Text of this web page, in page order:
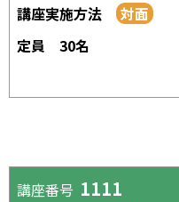
講座実施方法
定員
30名
講座番号 1111